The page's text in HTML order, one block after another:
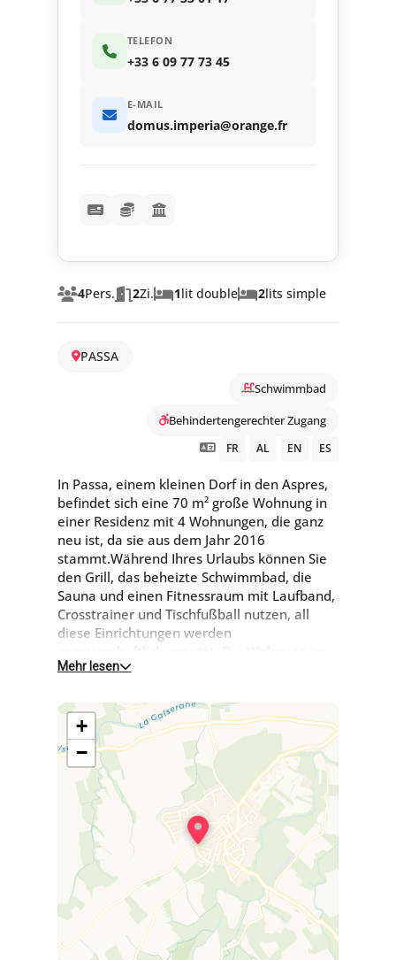
4Pers. 2Zi. 1lit double 2lits simple
PASSA
Schwimmbad
Behindertengerechter Zugang
FR AL EN ES
In Passa, einem kleinen Dorf in den Aspres,
befindet sich eine 70 m² große Wohnung in
einer Residenz mit 4 Wohnungen, die ganz
neu ist, da sie aus dem Jahr 2016
stammt.Während Ihres Urlaubs können Sie
den Grill, das beheizte Schwimmbad, die
Sauna und einen Fitnessraum mit Laufband,
Crosstrainer und Tischfußball nutzen, all
diese Einrichtungen werden
gemeinschaftlich genutzt. Die Wohnung im
Erdgeschoss öffnet sich zu einem Innenhof
sehr hell, sie besteht aus 2 Schlafzimmern,
einem Wohnzimmer mit offener, voll
ausgestatteter Küche. Außerdem stehen
Ihnen ein Garten und ein Privatparkplatz zur
Verfügung. Der ideale Ort, um einen
angenehmen Urlaub in ruhiger Lage zu
verbringen, nur 30 Minuten vom Meer und
Spanien und 1 Stunde von den Skipisten
entfernt.
Mehr lesen
+
−
TELEFON
+33 6 09 77 73 45
E-MAIL
domus.imperia@orange.fr